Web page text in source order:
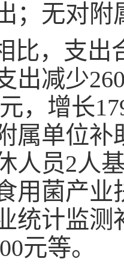
；无对附
比，支出
出减少
元，增长
属单位
人员2人
用菌产业
统计监测
元等。